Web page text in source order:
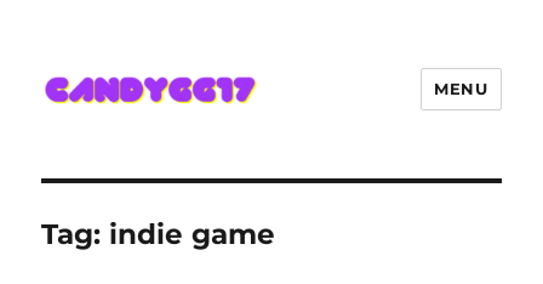
Hadir Semakin Mantap Jackpot
MENU
Tag: indie game